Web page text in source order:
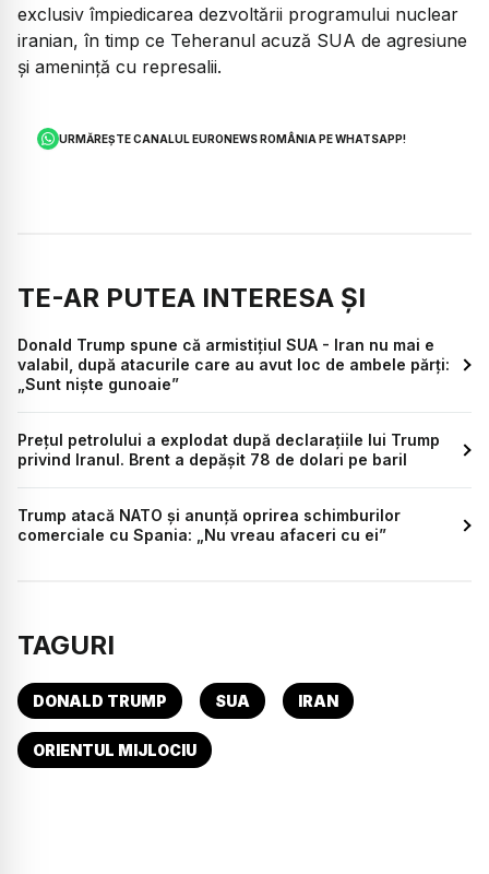
exclusiv împiedicarea dezvoltării programului nuclear
iranian, în timp ce Teheranul acuză SUA de agresiune
și amenință cu represalii.
URMĂREȘTE CANALUL EURONEWS ROMÂNIA PE WHATSAPP!
TE-AR PUTEA INTERESA ȘI
Donald Trump spune că armistițiul SUA - Iran nu mai e
valabil, după atacurile care au avut loc de ambele părți:
„Sunt niște gunoaie”
Prețul petrolului a explodat după declarațiile lui Trump
privind Iranul. Brent a depășit 78 de dolari pe baril
Trump atacă NATO și anunță oprirea schimburilor
comerciale cu Spania: „Nu vreau afaceri cu ei”
TAGURI
DONALD TRUMP SUA IRAN
ORIENTUL MIJLOCIU